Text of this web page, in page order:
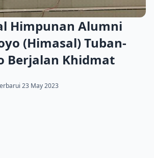
Himpunan Alumni
(Himasal) Tuban-
Berjalan Khidmat
23 May 2023